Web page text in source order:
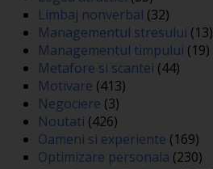
Limbaj nonverbal (32)
Managementul stresului (13)
Managementul timpului (19)
Metafore si scantei (44)
Motivare (413)
Negociere (3)
Noutati (426)
Oameni si experiente (169)
Optimizare personala (230)